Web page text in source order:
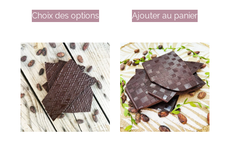
Choix des options Ajouter au panier